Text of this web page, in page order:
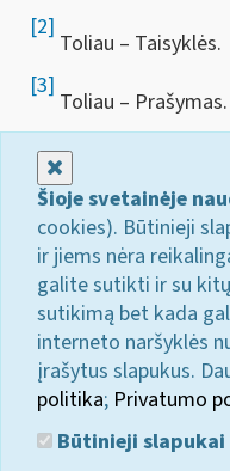
[2]
Toliau – Taisyklės.
[3]
Toliau – Prašymas.
Šioje svetainėje
cookies). Būtinieji
ir jiems nėra
galite sutikti ir su
sutikimą bet kada
interneto naršyklės
įrašytus slapukus.
politika; Privatumo
Būtinieji slapukai